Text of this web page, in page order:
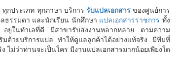
กประเภท ทุกภาษา บริการ รับแปลเอกสาร ของศูนย์การ
ธรรมดา และนักเรียน นักศึกษา แปลเอกสารราชการทั้ง
อยูในทำเลที่ดี มีสาขารับส่งงานหลากหลาย ตามความ
ด้วยบริการแปล ทำให้ดูแลลูกค้าได้อย่างแท้จริง มีทีมที่
ไม่ว่าท่านจะเป็นใคร มีงานแปลเอกสารมากน้อยเพียงใด